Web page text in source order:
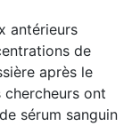
antérieurs
de
après le
chercheurs ont
sérum sanguin